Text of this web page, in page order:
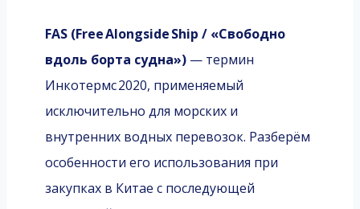
FAS (Free Alongside Ship / «Свободно
вдоль борта судна») — термин
Инкотермс 2020, применяемый
исключительно для морских и
внутренних водных перевозок. Разберём
особенности его использования при
закупках в Китае с последующей